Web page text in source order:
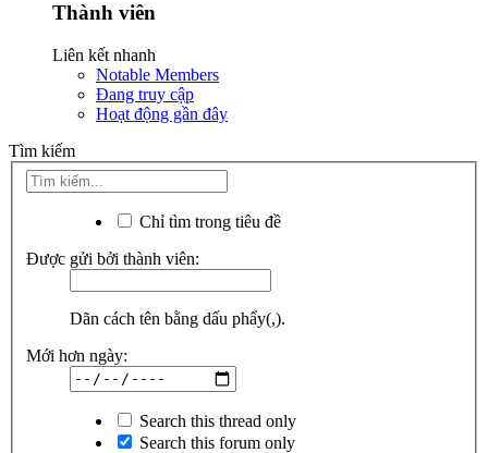
Thành viên
Liên kết nhanh
Notable Members
Đang truy cập
Hoạt động gần đây
Tìm kiếm
Chỉ tìm trong tiêu đề
Được gửi bởi thành viên:
Dãn cách tên bằng dấu phẩy(,).
Mới hơn ngày:
Search this thread only
Search this forum only